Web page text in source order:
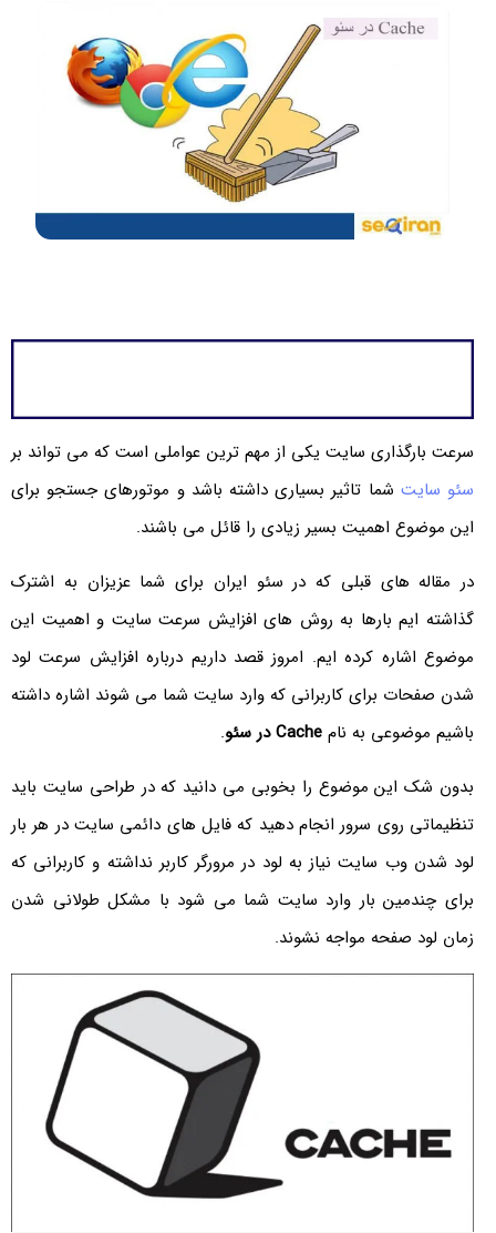
سرعت بارگذاری سایت یکی از مهم ترین عواملی است که می تواند بر
سئو سایتشما تاثیر بسیاری داشته باشد و موتورهای جستجو برای
این موضوع اهمیت بسیر زیادی را قائل می باشند.
در مقاله های قبلی که در سئو ایران برای شما عزیزان به اشترک
گذاشته ایم بارها به روش های افزایش سرعت سایت و اهمیت این
موضوع اشاره کرده ایم. امروز قصد داریم درباره افزایش سرعت لود
شدن صفحات برای کاربرانی که وارد سایت شما می شوند اشاره داشته
باشیم موضوعی به نامCache در سئو .
بدون شک این موضوع را بخوبی می دانید که در طراحی سایت باید
تنظیماتی روی سرور انجام دهید که فایل های دائمی سایت در هر بار
لود شدن وب سایت نیاز به لود در مرورگر کاربر نداشته و کاربرانی که
برای چندمین بار وارد سایت شما می شود با مشکل طولانی شدن
زمان لود صفحه مواجه نشوند.